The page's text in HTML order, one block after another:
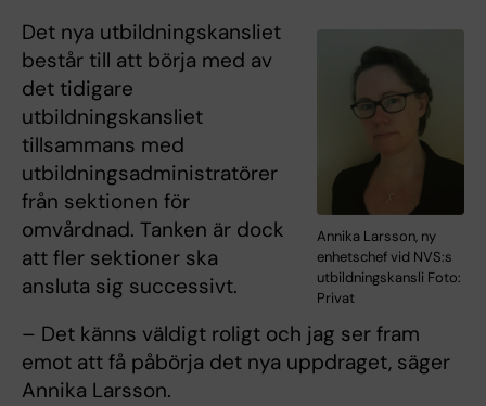
Annika Larsson, ny
enhetschef vid NVS:s
utbildningskansli Foto:
Privat
Det nya utbildningskansliet
består till att börja med av
det tidigare
utbildningskansliet
tillsammans med
utbildningsadministratörer
från sektionen för
omvårdnad. Tanken är dock
att fler sektioner ska
ansluta sig successivt.
– Det känns väldigt roligt och jag ser fram
emot att få påbörja det nya uppdraget, säger
Annika Larsson.